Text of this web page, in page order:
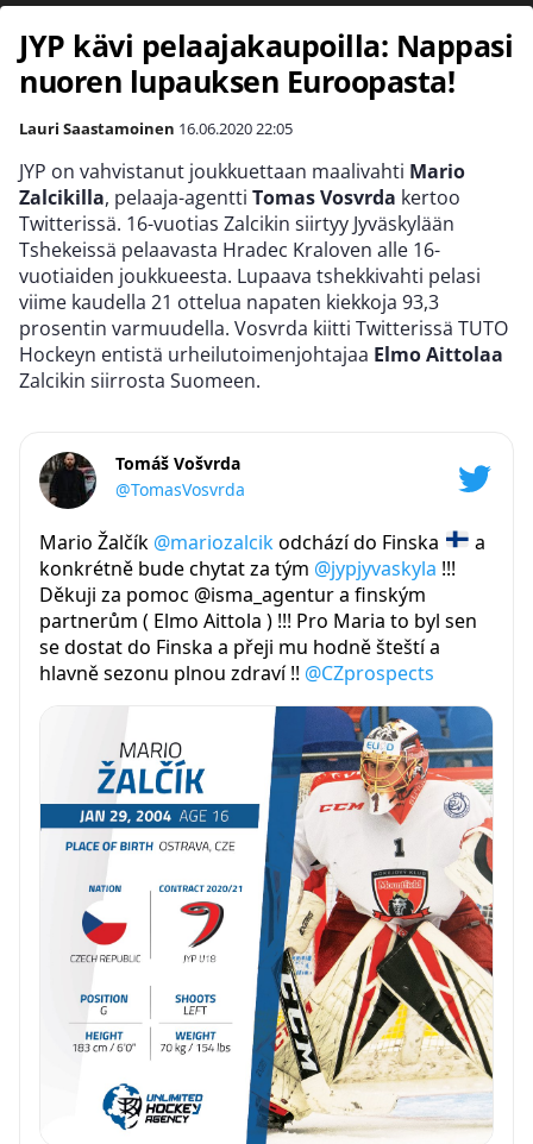
JYP kävi pelaajakaupoilla: Nappasi
nuoren lupauksen Euroopasta!
Lauri Saastamoinen 16.06.202022:05
JYP on vahvistanut joukkuettaan maalivahti Mario
Zalcikilla, pelaaja-agentti Tomas Vosvrda kertoo
Twitterissä. 16-vuotias Zalcikin siirtyy Jyväskylään
Tshekeissä pelaavasta Hradec Kraloven alle 16-
vuotiaiden joukkueesta. Lupaava tshekkivahti pelasi
viime kaudella 21 ottelua napaten kiekkoja 93,3
prosentin varmuudella. Vosvrda kiitti Twitterissä TUTO
Hockeyn entistä urheilutoimenjohtajaa Elmo Aittolaa
Zalcikin siirrosta Suomeen.
Tomáš Vošvrda
@TomasVosvrda
Mario Žalčík @mariozalcikodchází do Finska
a
konkrétně bude chytat za tým @jypjyvaskyla !!!
Děkuji za pomoc @isma_agentur a finským
partnerům ( Elmo Aittola ) !!! Pro Maria to byl sen
se dostat do Finska a přeji mu hodně šteští a
hlavně sezonu plnou zdraví !! @CZprospects